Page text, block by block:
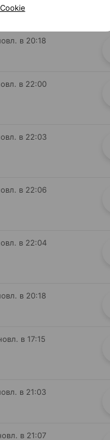
в 20:18
в 22:00
в 22:03
в 22:06
в 22:04
в 20:18
в 17:15
в 21:03
в 21:07